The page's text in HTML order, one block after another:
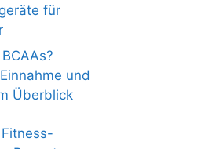
für
und
Überblick